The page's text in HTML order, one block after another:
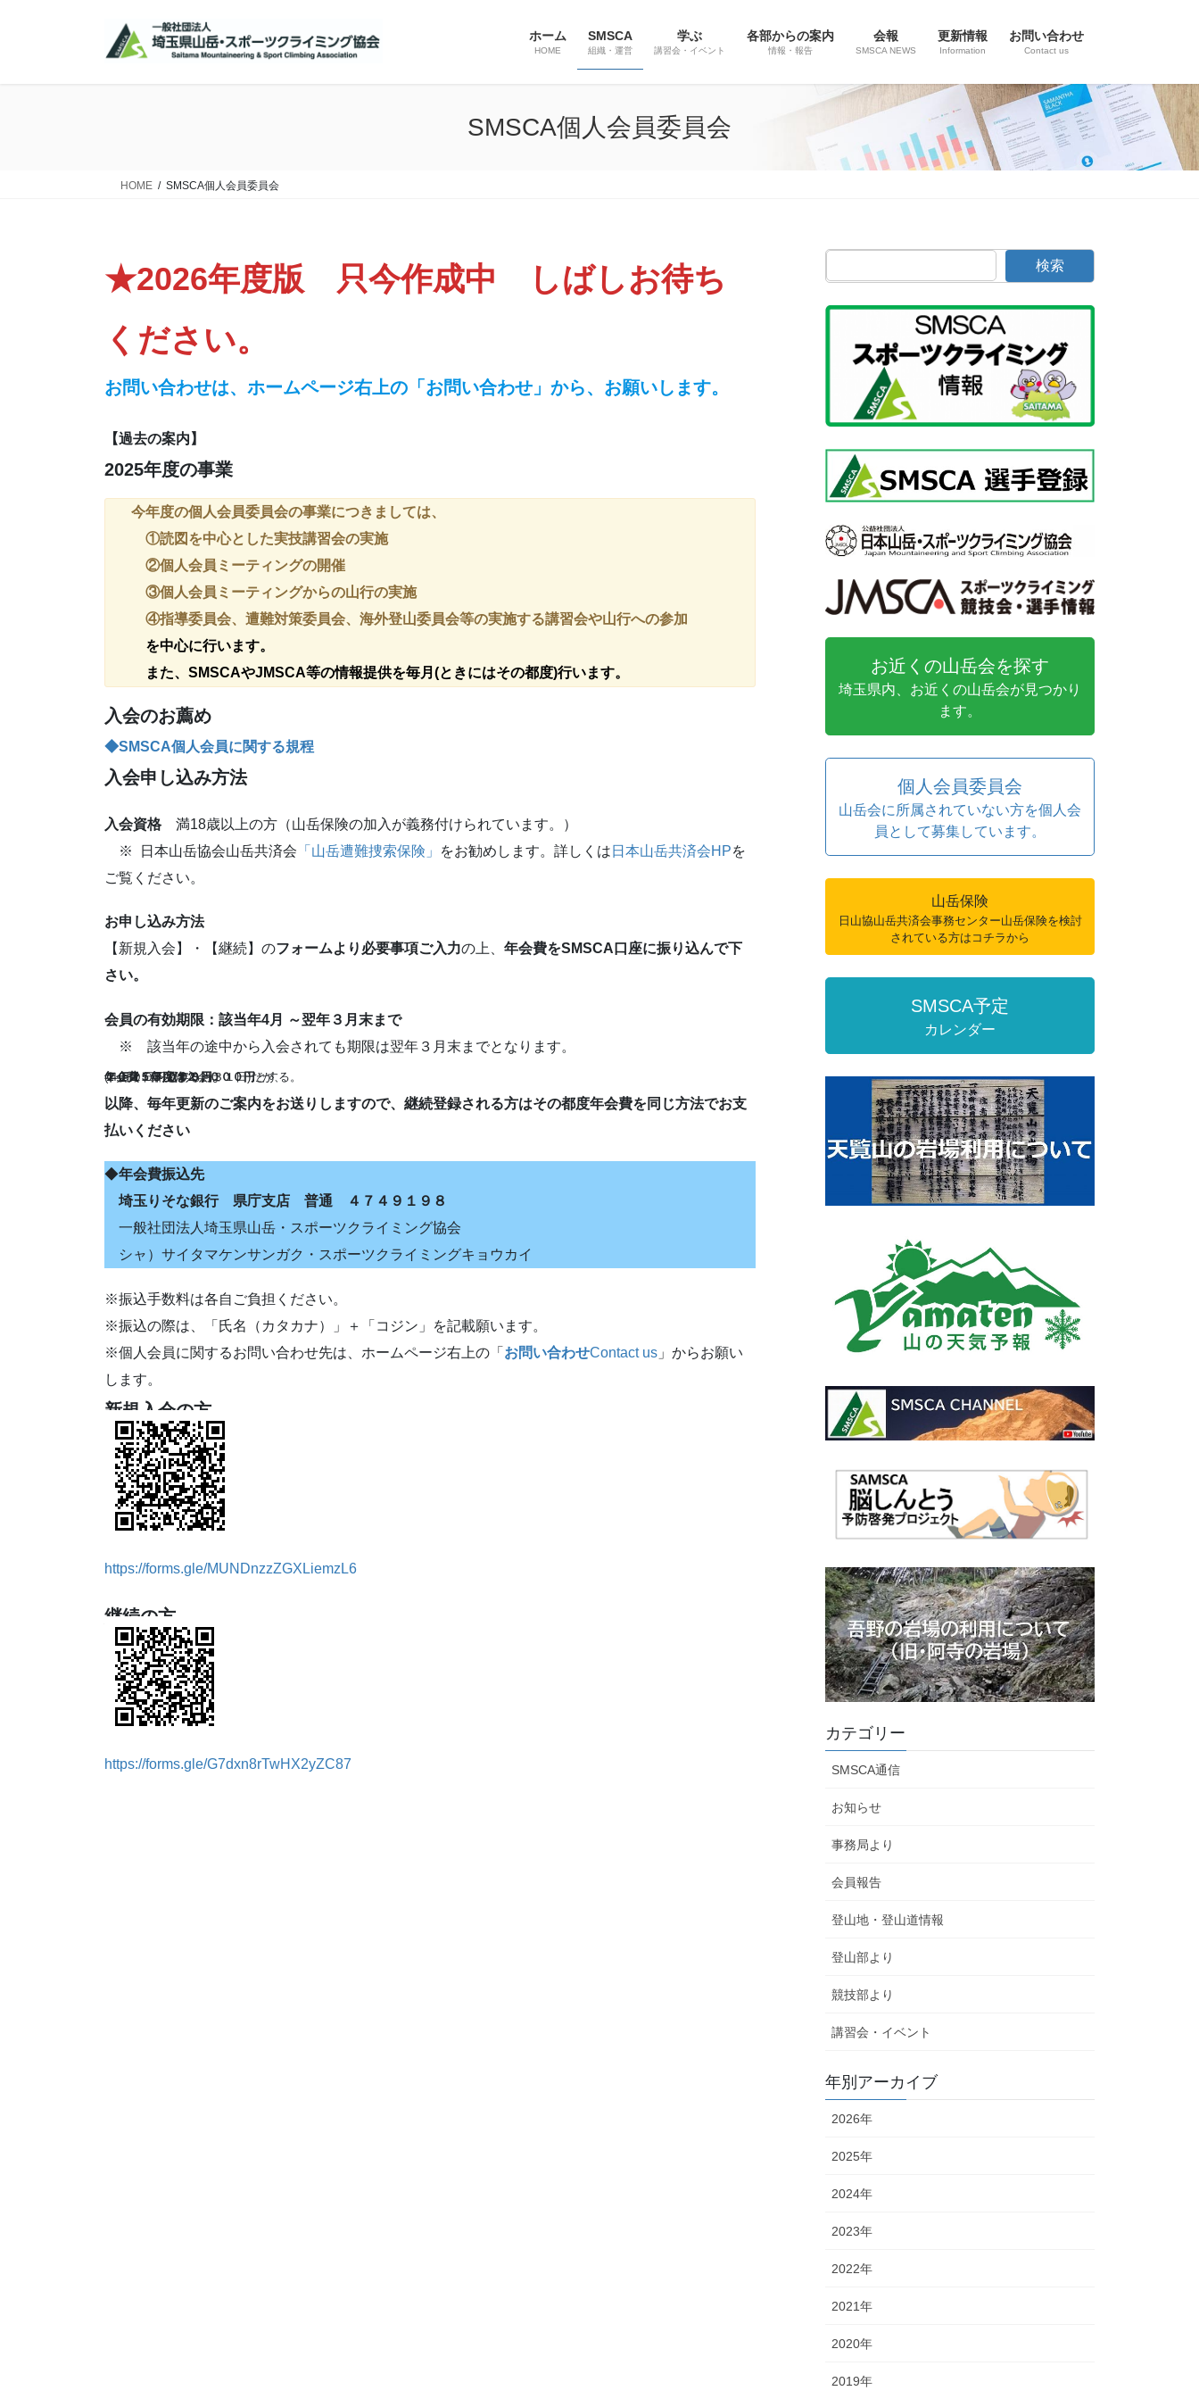
ホーム
HOME
SMSCA
組織・運営
学ぶ
講習会・イベント
各部からの案内
情報・報告
会報
SMSCA NEWS
更新情報
Information
お問い合わせ
Contact us
SMSCA個人会員委員会
HOME SMSCA個人会員委員会
★2026年度版 只今作成中 しばしお待ち
ください。
お問い合わせは、ホームページ右上の「お問い合わせ」から、お願いします。
【過去の案内】
2025年度の事業
今年度の個人会員委員会の事業につきましては、
①読図を中心とした実技講習会の実施
②個人会員ミーティングの開催
③個人会員ミーティングからの山行の実施
④指導委員会、遭難対策委員会、海外登山委員会等の実施する講習会や山行への参加
を中心に行います。
また、SMSCAやJMSCA等の情報提供を毎月(ときにはその都度)行います。
入会のお薦め
◆SMSCA個人会員に関する規程
入会申し込み方法
入会資格 満18歳以上の方（山岳保険の加入が義務付けられています。）
※ 日本山岳協会山岳共済会 「山岳遭難捜索保険」 をお勧めします。詳しくは 日本山岳共済会HPを
ご覧ください。
お申し込み方法
【新規入会】・【継続】のフォームより必要事項ご入力の上、 年会費をSMSCA口座に振り込んで下
さい。
会員の有効期限 ：該当年4月 ～翌年３月末まで
※ 該当年の途中から入会されても期限は翌年３月末までとなります。
年会費：３,０００円
(４月１日～翌年３月３１日)だが、
２０２５年度は２，０００円とする。
１０月１日以降入会は
１,５００円とする。
以降、毎年更新のご案内をお送りしますので、継続登録される方はその都度年会費を同じ方法でお支
払いください
◆年会費振込先
埼玉りそな銀行 県庁支店 普通 ４７４９１９８
一般社団法人埼玉県山岳・スポーツクライミング協会
シャ）サイタマケンサンガク・スポーツクライミングキョウカイ
※振込手数料は各自ご負担ください。
※振込の際は、「氏名（カタカナ）」＋「コジン」を記載願います。
※個人会員に関するお問い合わせ先は、ホームページ右上の「 お問い合わせContact us 」からお願い
します。
新規入会の方
https://forms.gle/MUNDnzzZGXLiemzL6
継続の方
https://forms.gle/G7dxn8rTwHX2yZC87
検索
お近くの山岳会を探す
埼玉県内、お近くの山岳会が見つかり
ます。
個人会員委員会
山岳会に所属されていない方を個人会
員として募集しています。
山岳保険
日山協山岳共済会事務センター山岳保険を検討
されている方はコチラから
SMSCA予定
カレンダー
カテゴリー
SMSCA通信
お知らせ
事務局より
会員報告
登山地・登山道情報
登山部より
競技部より
講習会・イベント
年別アーカイブ
2026年
2025年
2024年
2023年
2022年
2021年
2020年
2019年